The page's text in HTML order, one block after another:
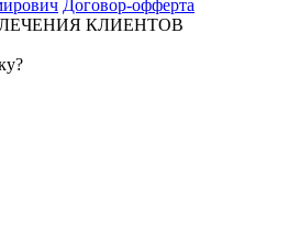
Договор-офферта
КЛИЕНТОВ